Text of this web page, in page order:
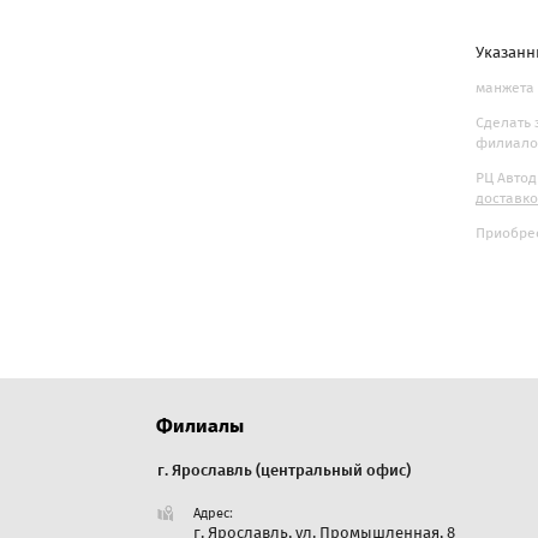
манжета
Сделать
РЦ
Филиалы
г. Ярославль (центральный офис)
Адрес:
г. Ярославль, ул. Промышленная, 8